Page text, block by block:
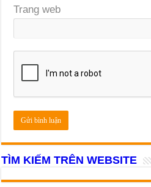
Trang web
TÌM KIẾM TRÊN WEBSITE